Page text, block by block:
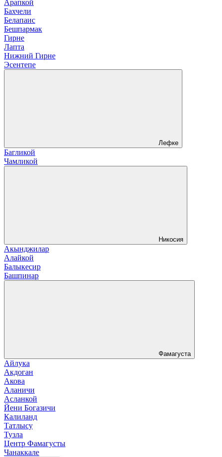
Арапкой
Бахчели
Белапаис
Бешпармак
Гирне
Лапта
Нижний Гирне
Эсентепе
Лефке
Багликой
Чамликой
Никосия
Акынджилар
Алайкой
Балыкесир
Башпинар
Фамагуста
Айлука
Акдоган
Акова
Аланичи
Асланкой
Йени Богазичи
Калиланд
Татлысу
Тузла
Центр Фамагусты
Чанаккале